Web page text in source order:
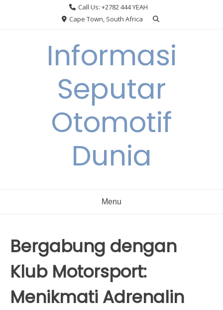
Call Us: +2782 444 YEAH
Cape Town, South Africa
Informasi
Seputar
Otomotif
Dunia
Menu
Bergabung dengan
Klub Motorsport:
Menikmati Adrenalin